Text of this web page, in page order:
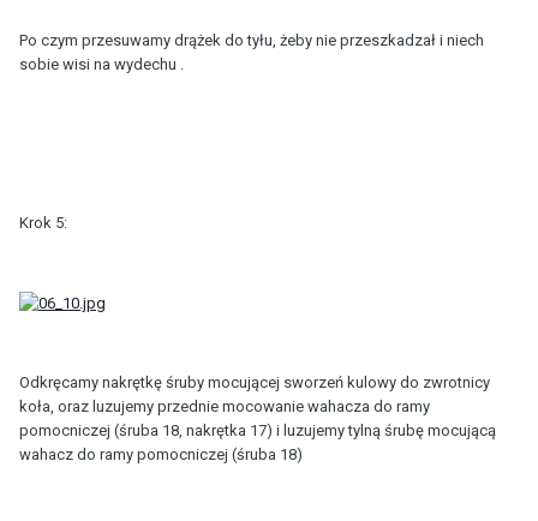
Po czym przesuwamy drążek do tyłu, żeby nie przeszkadzał i niech
sobie wisi na wydechu .
Krok 5:
Odkręcamy nakrętkę śruby mocującej sworzeń kulowy do zwrotnicy
koła, oraz luzujemy przednie mocowanie wahacza do ramy
pomocniczej (śruba 18, nakrętka 17) i luzujemy tylną śrubę mocującą
wahacz do ramy pomocniczej (śruba 18)